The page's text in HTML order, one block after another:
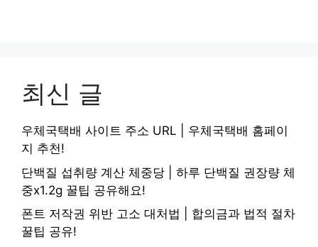
최신 글
우체국택배 사이트 주소 URL | 우체국택배 홈페이
지 추천!
단백질 섭취량 계산 체중당 | 하루 단백질 권장량 체
중x1.2g 꿀팁 공유해요!
폰트 저작권 위반 고소 대처법 | 합의금과 법적 절차
꿀팁 공유!